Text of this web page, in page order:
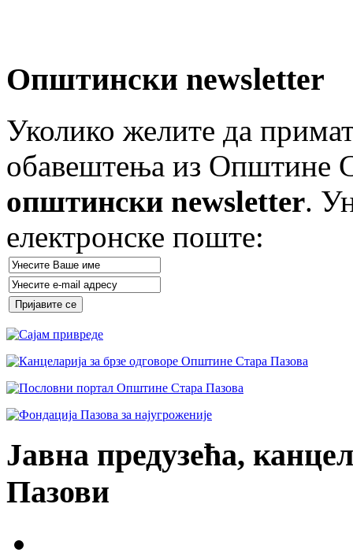
Општински newsletter
Уколико желите да
обавештења из Општине
општински newsletter.
електронске поште:
Јавна предузећа,
Пазови